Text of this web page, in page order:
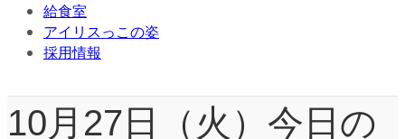
給食室
アイリスっこの姿
採用情報
10月27日（火）今日の